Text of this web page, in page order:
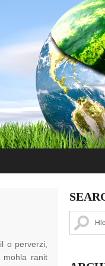
o perverzi,
mohla ranit